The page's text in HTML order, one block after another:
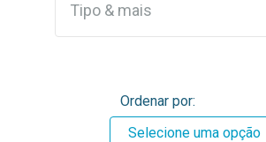
Tipo & mais
Ordenar por:
Selecione uma opção